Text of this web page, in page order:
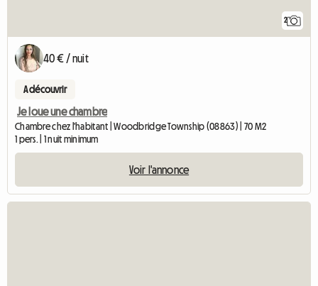
2
40 € / nuit
A découvrir
Je loue une chambre
Chambre chez l'habitant | Woodbridge Township (08863) | 70 M2
1 pers. | 1 nuit minimum
Voir l'annonce